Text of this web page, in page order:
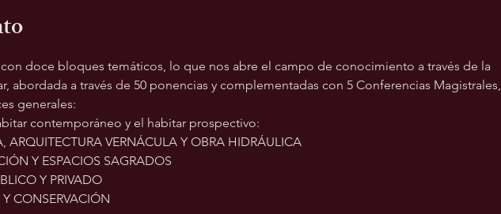
con doce bloques temáticos, lo que nos abre el campo de conocimiento a través de la
abordada a través de 50 ponencias y complementadas con 5 Conferencias Magistrales,
generales:
contemporáneo y el habitar prospectivo:
ARQUITECTURA VERNÁCULA Y OBRA HIDRÁULICA
Y ESPACIOS SAGRADOS
Y PRIVADO
CONSERVACIÓN